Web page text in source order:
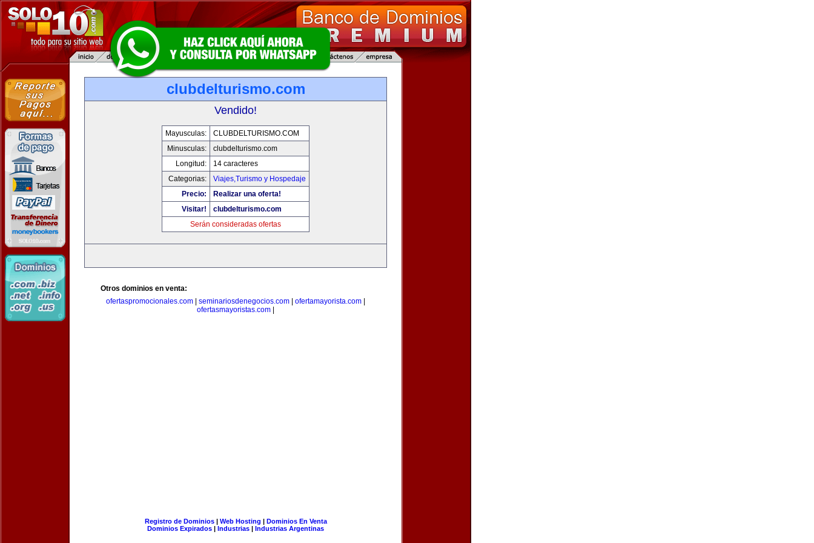
clubdelturismo.com
Vendido!
Mayusculas:
CLUBDELTURISMO.COM
Minusculas:
clubdelturismo.com
Longitud:
14 caracteres
Categorias:
Viajes,Turismo y Hospedaje
Precio:
Realizar una oferta!
Visitar!
clubdelturismo.com
Serán consideradas ofertas
Otros dominios en venta:
ofertaspromocionales.com
seminariosdenegocios.com ofertamayorista.com
ofertasmayoristas.com
Registro de Dominios| Web Hosting | Dominios En Venta
Dominios Expirados | Industrias | Industrias Argentinas